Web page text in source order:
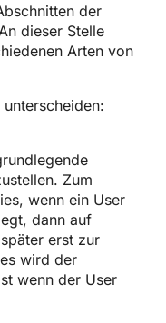
der
dieser Stelle
Arten von
Zum
wenn ein User
dann auf
erst zur
wird der
wenn der User